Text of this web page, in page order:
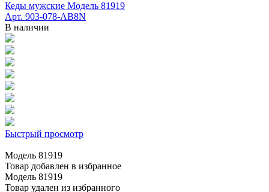
Кеды мужские Модель 81919
Арт. 903-078-АВ8N
В наличии
Быстрый просмотр
Модель 81919
Товар добавлен в избранное
Модель 81919
Товар удален из избранного